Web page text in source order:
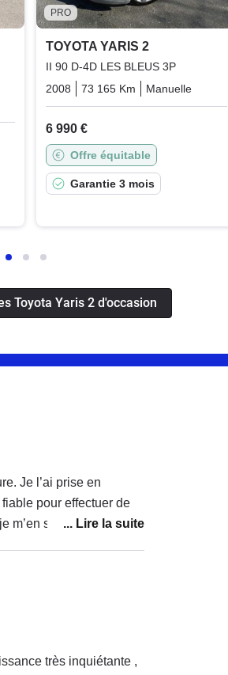
Essence
PRO
TOYOTA YARIS 2
II 90 D-4D LES BLEUS 3P
2008
73 165 Km Manuelle
6 990 €
Offre équitable
Garantie 3 mois
Toyota Yaris 2 d'occasion
Je l’ai prise en
pour effectuer de
m’en sers très peu.
s’enchaînent,
avec elle, alors
un point qui n’est pas
les
très inquiétante ,